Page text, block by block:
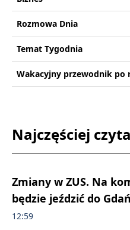
Rozmowa Dnia
Temat Tygodnia
Wakacyjny przewodnik po
Najczęściej
Zmiany w ZUS. Na
będzie jeździć do
12:59